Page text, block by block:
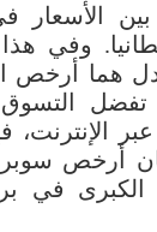
الأسعار
وفي
هما أرخص
تفضل
الإنترنت،
أرخص
الكبرى في